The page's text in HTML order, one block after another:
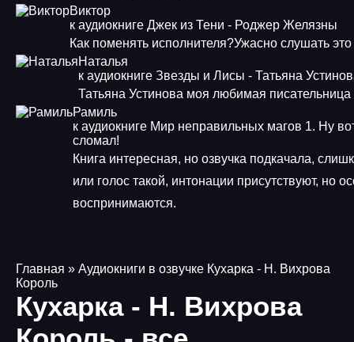
Виктор
к аудиокниге Джек из Тени - Роджер Желязны
Как поменять исполнителя?Ужасно слушать
Наталья
к аудиокниге Звезды и Лисы - Татьяна
Татьяна Устинова моя любимая писательница
Рамиль
к аудиокниге Мир неправильных магов 1. Ну
сломал!
Книга интересная, но озвучка подкачала,
или голос такой, интонации присутствуют, но
воспринимаются.
Главная » Аудиокниги в озвучке Кухарка - Н. Вихрова
Король
Кухарка - Н. Вихрова